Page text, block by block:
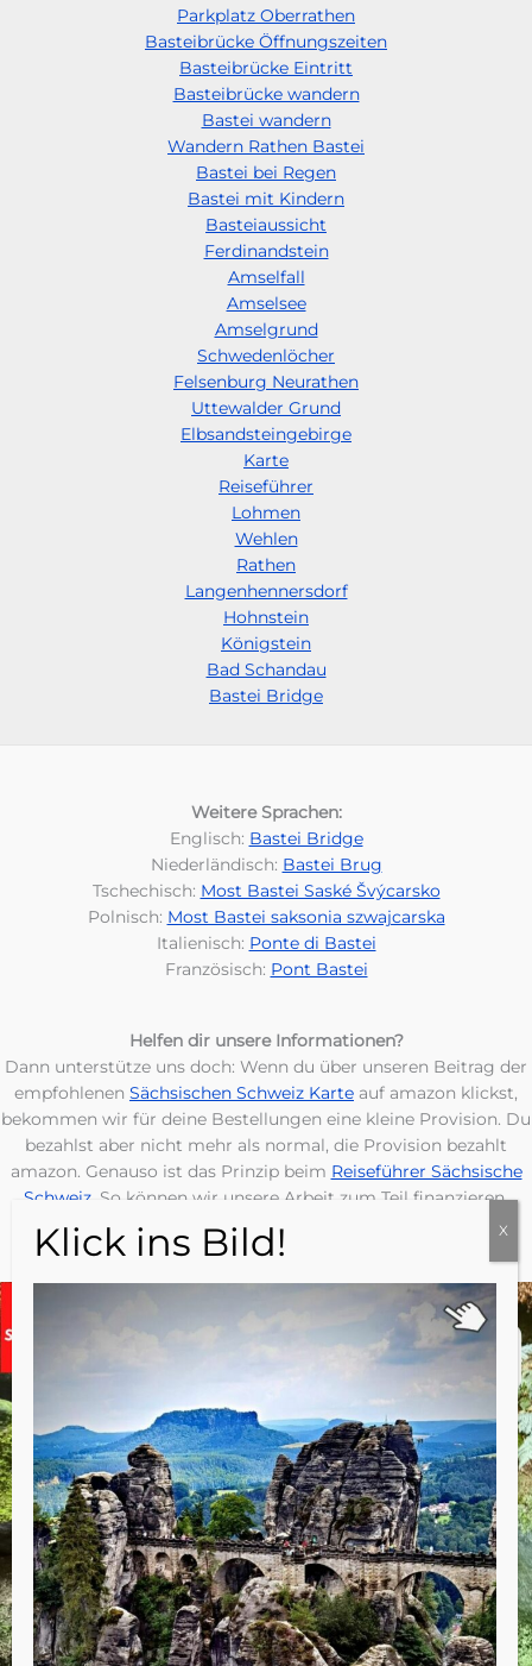
Parkplatz Oberrathen
Basteibrücke Öffnungszeiten
Basteibrücke Eintritt
Basteibrücke wandern
Bastei wandern
Wandern Rathen Bastei
Bastei bei Regen
Bastei mit Kindern
Basteiaussicht
Ferdinandstein
Amselfall
Amselsee
Amselgrund
Schwedenlöcher
Felsenburg Neurathen
Uttewalder Grund
Elbsandsteingebirge
Karte
Reiseführer
Lohmen
Wehlen
Rathen
Langenhennersdorf
Hohnstein
Königstein
Bad Schandau
Bastei Bridge
Weitere Sprachen:
Englisch: Bastei Bridge
Niederländisch: Bastei Brug
Tschechisch: Most Bastei Saské Švýcarsko
Polnisch: Most Bastei saksonia szwajcarska
Italienisch: Ponte di Bastei
Französisch: Pont Bastei
Helfen dir unsere Informationen?
Dann unterstütze uns doch: Wenn du über unseren Beitrag der
empfohlenen Sächsischen Schweiz Karte auf amazon klickst,
bekommen wir für deine Bestellungen eine kleine Provision. Du
bezahlst aber nicht mehr als normal, die Provision bezahlt
amazon. Genauso ist das Prinzip beim Reiseführer Sächsische
Schweiz . So können wir unsere Arbeit zum Teil finanzieren.
Herzlichen Dank dafür.